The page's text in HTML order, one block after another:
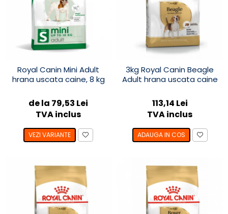
Royal Canin Mini Adult
hrana uscata caine, 8 kg
de la 79,53 Lei
TVA inclus
VEZI VARIANTE
3kg Royal Canin Beagle
Adult hrana uscata caine
113,14 Lei
TVA inclus
ADAUGA IN COS